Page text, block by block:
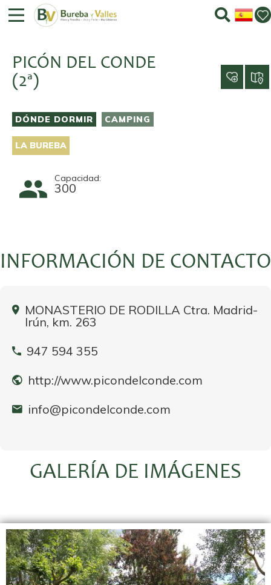
PICÓN DEL CONDE
(2ª)
INFORMACIÓN DE CONTACTO
MONASTERIO DE RODILLA Ctra. Madrid-
Irún, km. 263
947 594 355
http://www.picondelconde.com
info@picondelconde.com
GALERÍA DE IMÁGENES
DÓNDE DORMIR CAMPING
LA BUREBA
Capacidad:
300